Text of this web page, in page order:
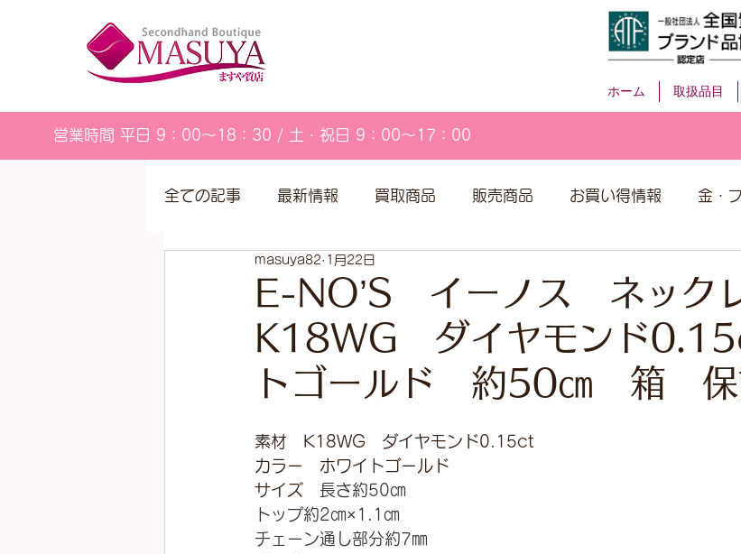
ホーム 取扱品目
営業時間 平日 9：00～18：30 / 土・祝日 9：00～17：00
全ての記事 最新情報 買取商品 販売商品 お買い得情報 金・
営業カレンダー
E-NO’S イーノス ネック
K18WG ダイヤモンド
トゴールド 約50㎝ 箱 保
masuya82 1月22日
素材　K18WG　ダイヤモンド0.15ct
カラー　ホワイトゴールド
サイズ 長さ約50㎝
トップ約2㎝×1.1㎝
チェーン通し部分約7㎜